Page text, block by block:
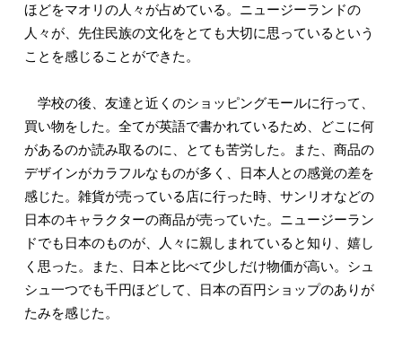
ほどをマオリの人々が占めている。ニュージーランドの
人々が、先住民族の文化をとても大切に思っているという
ことを感じることができた。
学校の後、友達と近くのショッピングモールに行って、
買い物をした。全てが英語で書かれているため、どこに何
があるのか読み取るのに、とても苦労した。また、商品の
デザインがカラフルなものが多く、日本人との感覚の差を
感じた。雑貨が売っている店に行った時、サンリオなどの
日本のキャラクターの商品が売っていた。ニュージーラン
ドでも日本のものが、人々に親しまれていると知り、嬉し
く思った。また、日本と比べて少しだけ物価が高い。シュ
シュ一つでも千円ほどして、日本の百円ショップのありが
たみを感じた。